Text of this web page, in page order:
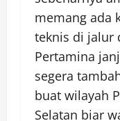
memang ada
teknis di jalur
Pertamina
segera
buat wilayah
Selatan biar